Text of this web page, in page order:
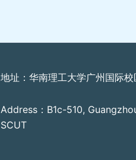
地址：华南理工大学广州国际
Address：B1c-510,
SCUT